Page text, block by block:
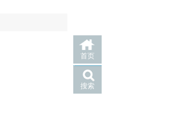
首页
搜索